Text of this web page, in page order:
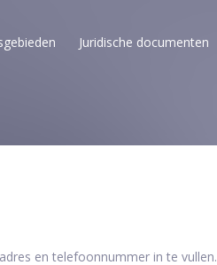
Juridische documenten
en telefoonnummer in te vullen.